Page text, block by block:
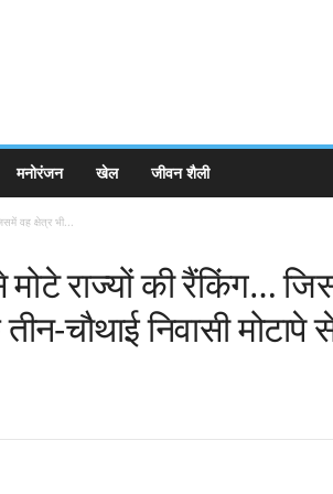
मनोरंजन खेल जीवन शैली
वह क्षेत्र भी...
राज्यों की रैंकिंग…
चौथाई निवासी मोटापे